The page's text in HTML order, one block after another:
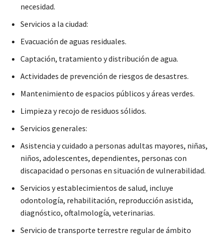
necesidad.
Servicios a la ciudad:
Evacuación de aguas residuales.
Captación, tratamiento y distribución de agua.
Actividades de prevención de riesgos de desastres.
Mantenimiento de espacios públicos y áreas verdes.
Limpieza y recojo de residuos sólidos.
Servicios generales:
Asistencia y cuidado a personas adultas mayores, niñas,
niños, adolescentes, dependientes, personas con
discapacidad o personas en situación de vulnerabilidad.
Servicios y establecimientos de salud, incluye
odontología, rehabilitación, reproducción asistida,
diagnóstico, oftalmología, veterinarias.
Servicio de transporte terrestre regular de ámbito